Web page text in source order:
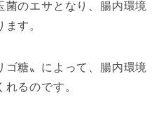
菌のエサとなり、腸内環境
す。
ゴ糖〟によって、腸内環境
るのです。